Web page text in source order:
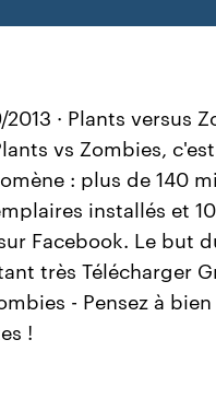
2013 · Plants versus
vs Zombies,
: plus de 140
installés et
Facebook. Le but
très Télécharger
- Pensez à
!